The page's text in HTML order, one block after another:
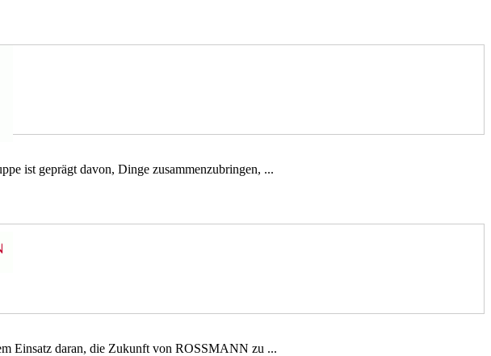
ist geprägt davon, Dinge zusammenzubringen, ...
Einsatz daran, die Zukunft von ROSSMANN zu ...